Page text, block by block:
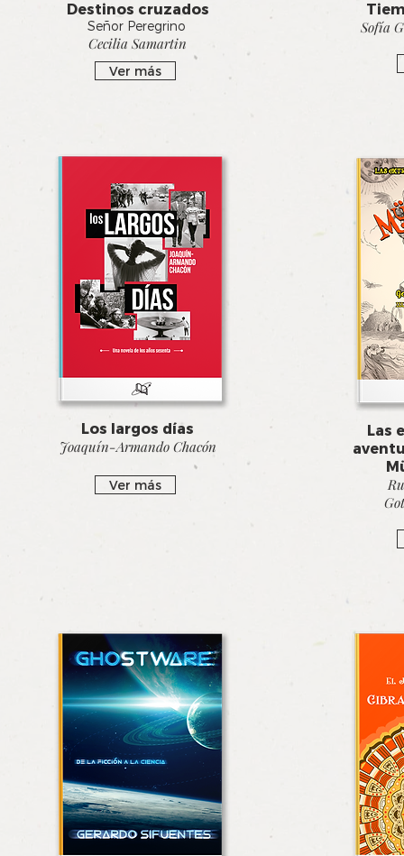
Destinos cruzados
Señor Peregrino
Cecilia Samartin
Ver más
Los largos días
Joaquín-Armando Chacón
Ver más
Sofía
Las